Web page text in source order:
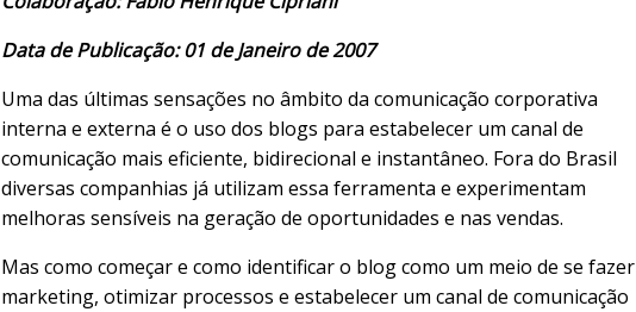
Data de Publicação: 01 de Janeiro de 2007
Uma das últimas sensações no âmbito da comunicação corporativa
interna e externa é o uso dos blogs para estabelecer um canal de
comunicação mais eficiente, bidirecional e instantâneo. Fora do Brasil
diversas companhias já utilizam essa ferramenta e experimentam
melhoras sensíveis na geração de oportunidades e nas vendas.
Mas como começar e como identificar o blog como um meio de se fazer
marketing, otimizar processos e estabelecer um canal de comunicação